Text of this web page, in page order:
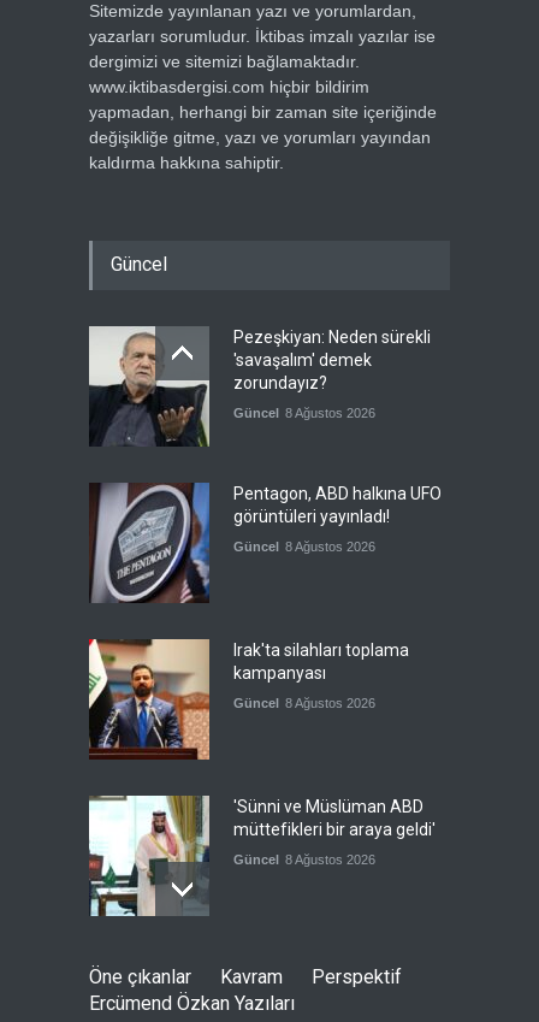
Sitemizde yayınlanan yazı ve yorumlardan,
yazarları sorumludur. İktibas imzalı yazılar ise
dergimizi ve sitemizi bağlamaktadır.
www.iktibasdergisi.com hiçbir bildirim
yapmadan, herhangi bir zaman site içeriğinde
değişikliğe gitme, yazı ve yorumları yayından
kaldırma hakkına sahiptir.
Güncel
Pezeşkiyan: Neden sürekli
'savaşalım' demek
zorundayız?
Güncel 8 Ağustos 2026
Pentagon, ABD halkına UFO
görüntüleri yayınladı!
Güncel 8 Ağustos 2026
Irak'ta silahları toplama
kampanyası
Güncel 8 Ağustos 2026
'Sünni ve Müslüman ABD
müttefikleri bir araya geldi'
Güncel 8 Ağustos 2026
Gazze'de hayata tutunmak
Güncel
Öne çıkanlar Kavram
Perspektif
Ercümend Özkan Yazıları